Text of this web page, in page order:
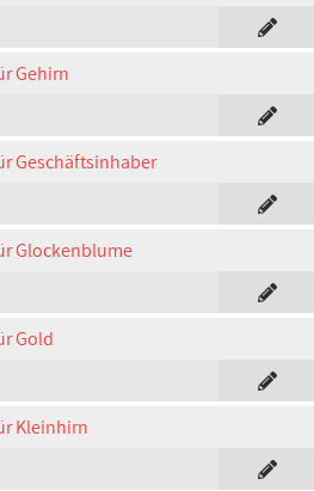
Gehirn
Geschäftsinhaber
Glockenblume
Gold
Kleinhirn